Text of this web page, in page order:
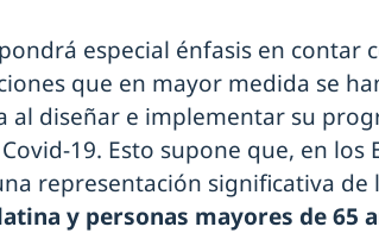
especial énfasis en contar
que en mayor medida se
al diseñar e implementar su
19. Esto supone que, en los
representación significativa de l
y personas mayores de 65